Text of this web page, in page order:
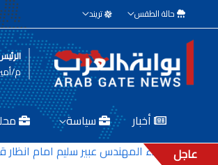
إلى
المحتوى
حالة الطقس تريند
م/
أخبار سياسة
عاجلالمهندس عبير سليم امام انظار قوات